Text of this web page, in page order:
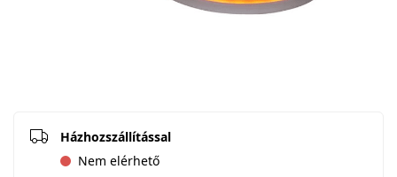
Házhozszállítással
Nem elérhető